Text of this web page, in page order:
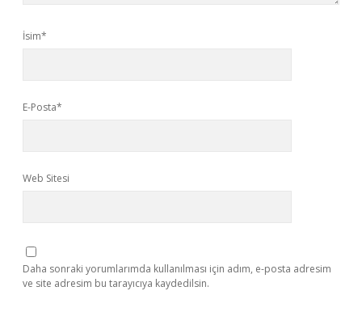
İsim*
E-Posta*
Web Sitesi
Daha sonraki yorumlarımda kullanılması için adım, e-posta adresim
ve site adresim bu tarayıcıya kaydedilsin.